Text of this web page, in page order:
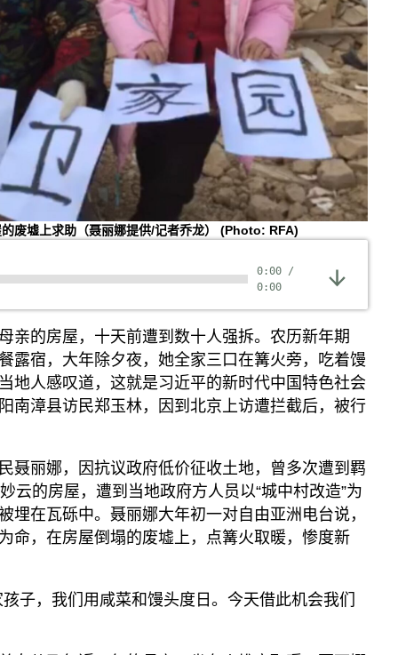
废墟上求助（聂丽娜提供/记者乔龙） (Photo: RFA)
0:00 /
0:00
亲的房屋，十天前遭到数十人强拆。农历新年期
露宿，大年除夕夜，她全家三口在篝火旁，吃着馒
地人感叹道，这就是习近平的新时代中国特色社会
南漳县访民郑玉林，因到北京上访遭拦截后，被行
聂丽娜，因抗议政府低价征收土地，曾多次遭到羁
云的房屋，遭到当地政府方人员以“城中村改造”为
埋在瓦砾中。聂丽娜大年初一对自由亚洲电台说，
命，在房屋倒塌的废墟上，点篝火取暖，惨度新
子，我们用咸菜和馒头度日。今天借此机会我们